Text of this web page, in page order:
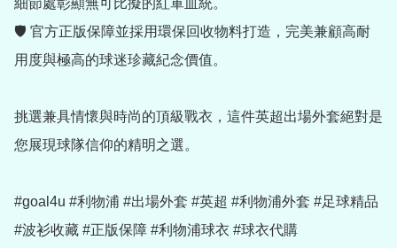
細節處彰顯無可比擬的紅軍血統。
🛡️ 官方正版保障並採用環保回收物料打造，完美兼顧高耐
用度與極高的球迷珍藏紀念價值。
挑選兼具情懷與時尚的頂級戰衣，這件英超出場外套絕對是
您展現球隊信仰的精明之選。
#goal4u #利物浦 #出場外套 #英超 #利物浦外套 #足球精品
#波衫收藏 #正版保障 #利物浦球衣 #球衣代購